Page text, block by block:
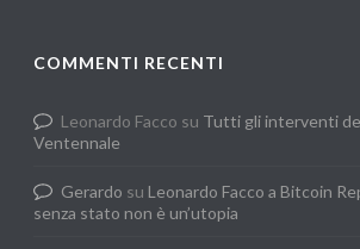
COMMENTI RECENTI
Leonardo Facco su Tutti gli interventi
Ventennale
Gerardo su Leonardo Facco a Bitcoin
senza stato non è un’utopia